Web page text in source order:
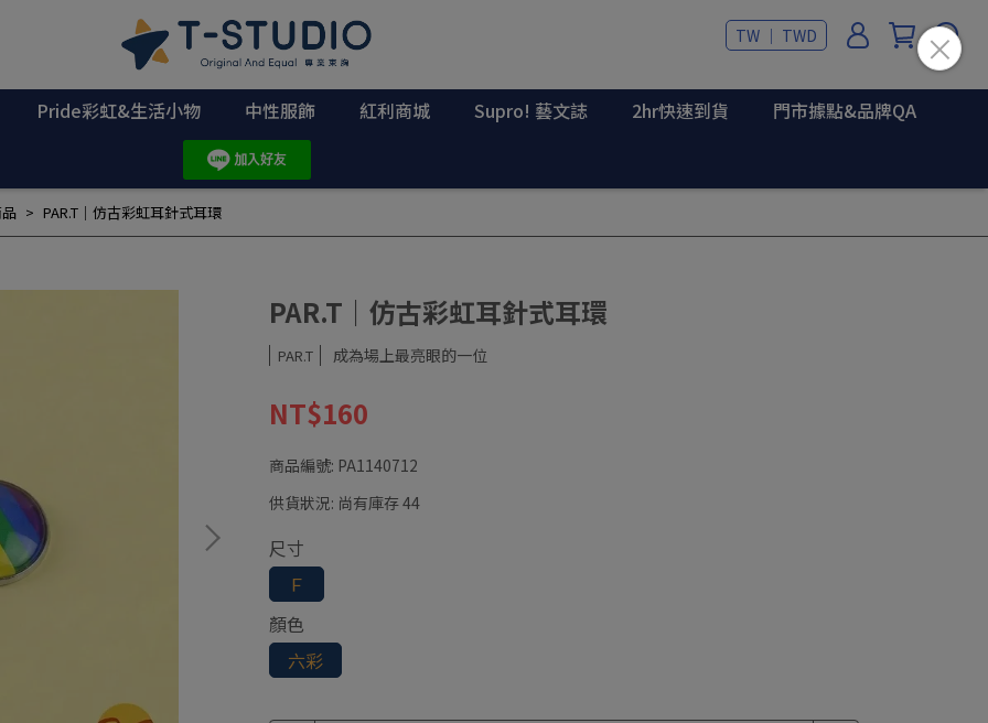
TW ｜ TWD
Pride彩虹&生活小物 中性服飾 紅利商城 Supro! 藝文誌 2hr快速到貨 門市據點&品牌QA
PAR.T｜仿古彩虹耳針式耳環
PAR.T｜仿古彩虹耳針式耳環
PAR.T 成為場上最亮眼的一位
NT$160
商品編號: PA1140712
供貨狀況: 尚有庫存 44
尺寸
Ｆ
顏色
六彩